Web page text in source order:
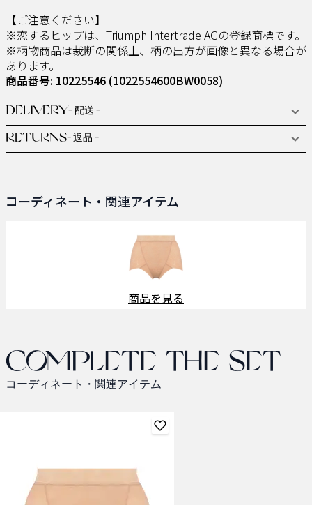
【ご注意ください】
※恋するヒップは、Triumph Intertrade AGの登録商標です。
※柄物商品は裁断の関係上、柄の出方が画像と異なる場合が
あります。
商品番号: 10225546 (1022554600BW0058)
DELIVERY- 配送 -
RETURNS- 返品 -
コーディネート・関連アイテム
商品を見る
Complete the set
コーディネート・関連アイテム